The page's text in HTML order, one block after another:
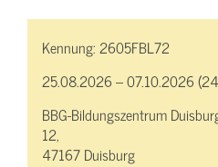
Kennung:2605FBL72
25.08.2026 – 07.10.2026
BBG-Bildungszentrum
12,
47167 Duisburg